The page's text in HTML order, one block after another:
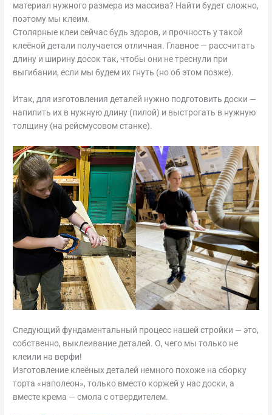
материал нужного размера из массива? Найти будет сложно,
поэтому мы клеим.
Столярные клеи сейчас будь здоров, и прочность у такой
клеёной детали получается отличная. Главное — рассчитать
длину и ширину досок так, чтобы они не треснули при
выгибании, если мы будем их гнуть (но об этом позже).
Итак, для изготовления деталей нужно подготовить доски —
напилить их в нужную длину (пилой) и выстрогать в нужную
толщину (на рейсмусовом станке).
Следующий фундаментальный процесс нашей стройки — это,
собственно, выклеивание деталей. О, чего мы только не
клеили на верфи!
Изготовление клеёных деталей немного похоже на сборку
торта «наполеон», только вместо коржей у нас доски, а
вместе крема — смола с отвердителем.